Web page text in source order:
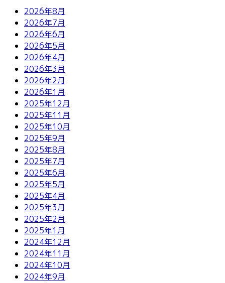
2026年8月
2026年7月
2026年6月
2026年5月
2026年4月
2026年3月
2026年2月
2026年1月
2025年12月
2025年11月
2025年10月
2025年9月
2025年8月
2025年7月
2025年6月
2025年5月
2025年4月
2025年3月
2025年2月
2025年1月
2024年12月
2024年11月
2024年10月
2024年9月